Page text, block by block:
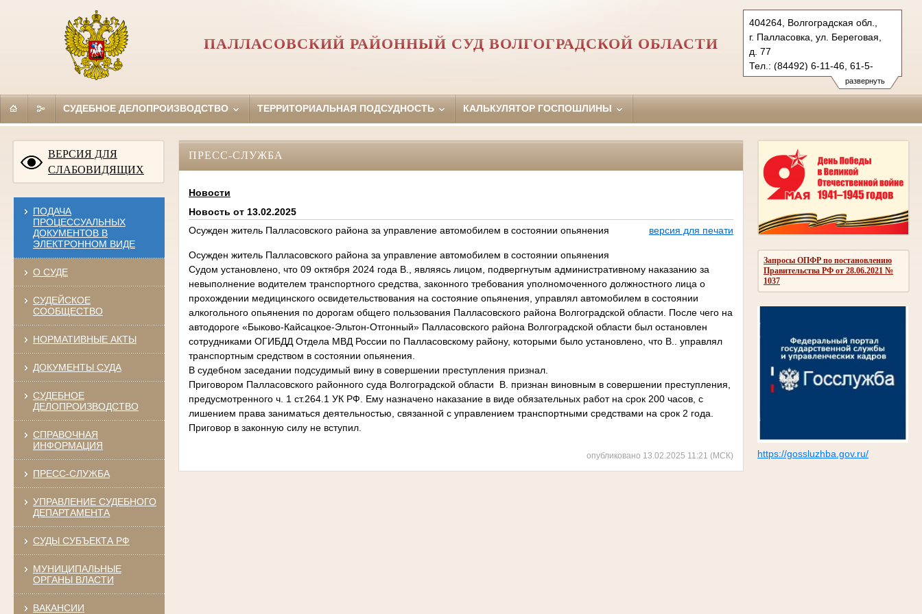
развернуть
404264, Волгоградская обл.,
г. Палласовка, ул. Береговая,
д. 77
Тел.: (84492) 6-11-46, 61-5-
78 (ф.)
palac.vol@sudrf.ru
ПАЛЛАСОВСКИЙ РАЙОННЫЙ СУД ВОЛГОГРАДСКОЙ ОБЛАСТИ
СУДЕБНОЕ ДЕЛОПРОИЗВОДСТВО ТЕРРИТОРИАЛЬНАЯ ПОДСУДНОСТЬ КАЛЬКУЛЯТОР ГОСПОШЛИНЫ
ВЕРСИЯ ДЛЯ
СЛАБОВИДЯЩИХ
ПОДАЧА
ПРОЦЕССУАЛЬНЫХ
ДОКУМЕНТОВ В
ЭЛЕКТРОННОМ ВИДЕ
О СУДЕ
СУДЕЙСКОЕ
СООБЩЕСТВО
НОРМАТИВНЫЕ АКТЫ
ДОКУМЕНТЫ СУДА
СУДЕБНОЕ
ДЕЛОПРОИЗВОДСТВО
СПРАВОЧНАЯ
ИНФОРМАЦИЯ
ПРЕСС-СЛУЖБА
УПРАВЛЕНИЕ СУДЕБНОГО
ДЕПАРТАМЕНТА
СУДЫ СУБЪЕКТА РФ
МУНИЦИПАЛЬНЫЕ
ОРГАНЫ ВЛАСТИ
ВАКАНСИИ
Запросы ОПФР по постановлению
Правительства РФ от 28.06.2021 №
1037
https://gossluzhba.gov.ru/
ПРЕСС-СЛУЖБА
Новости
Новость от 13.02.2025
Осужден житель Палласовского района за управление автомобилем в состоянии опьянения
версия для печати
Осужден житель Палласовского района за управление автомобилем в состоянии опьянения
Судом установлено, что 09 октября 2024 года В., являясь лицом, подвергнутым административному наказанию за
невыполнение водителем транспортного средства, законного требования уполномоченного должностного лица о
прохождении медицинского освидетельствования на состояние опьянения, управлял автомобилем в состоянии
алкогольного опьянения по дорогам общего пользования Палласовского района Волгоградской области. После чего на
автодороге «Быково-Кайсацкое-Эльтон-Отгонный» Палласовского района Волгоградской области был остановлен
сотрудниками ОГИБДД Отдела МВД России по Палласовскому району, которыми было установлено, что В.. управлял
транспортным средством в состоянии опьянения.
В судебном заседании подсудимый вину в совершении преступления признал.
Приговором Палласовского районного суда Волгоградской области В. признан виновным в совершении преступления,
предусмотренного ч. 1 ст.264.1 УК РФ. Ему назначено наказание в виде обязательных работ на срок 200 часов, с
лишением права заниматься деятельностью, связанной с управлением транспортными средствами на срок 2 года.
Приговор в законную силу не вступил.
опубликовано 13.02.2025 11:21 (МСК)